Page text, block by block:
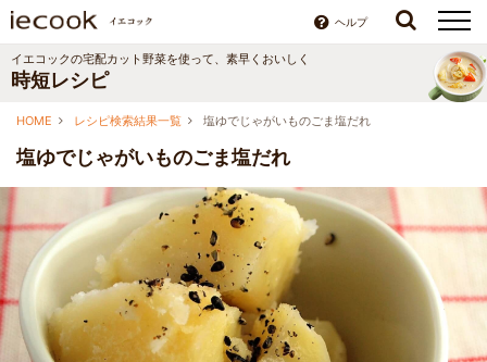
ヘルプ
イエコックの宅配カット野菜を使って、素早くおいしく
時短レシピ
HOME レシピ検索結果一覧 塩ゆでじゃがいものごま塩だれ
塩ゆでじゃがいものごま塩だれ